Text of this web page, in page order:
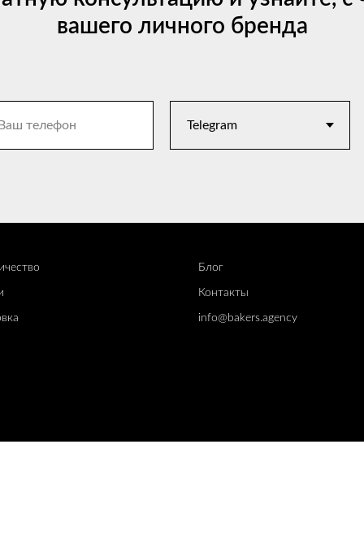
вашего личного бренда
а
Блог
Контакты
info@bakers.agency